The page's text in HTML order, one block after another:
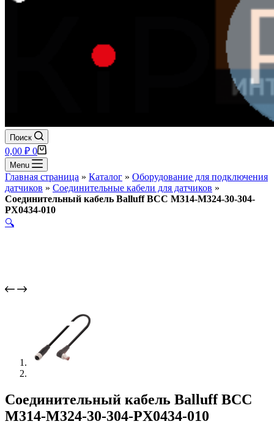
Поиск
Корзина
0,00 ₽ 0
Menu
Главная страница » Каталог » Оборудование для подключения
датчиков » Соединительные кабели для датчиков »
Соединительный кабель Balluff BCC M314-M324-30-304-
PX0434-010
🔍
Соединительный кабель Balluff BCC
M314-M324-30-304-PX0434-010